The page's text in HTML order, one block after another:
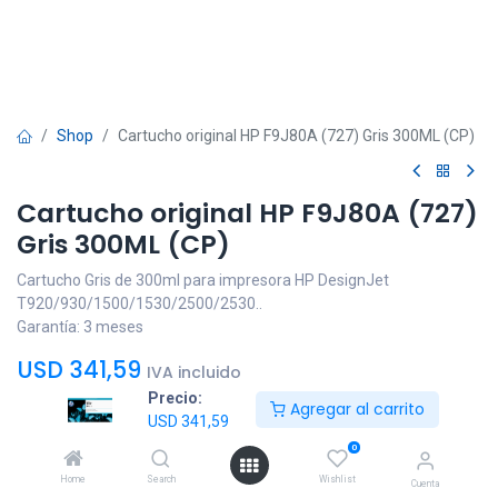
Precio:
USD 341,59
Agregar al carrito
Home Search
0
Wishlist Cuenta
Shop Cartucho original HP F9J80A (727) Gris 300ML (CP)
Cartucho original HP F9J80A (727)
Gris 300ML (CP)
Cartucho Gris de 300ml para impresora HP DesignJet
T920/930/1500/1530/2500/2530..
Garantía: 3 meses
USD 341,59 IVA incluido